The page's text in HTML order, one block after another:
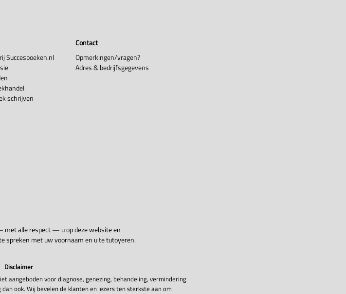
Succesboeken.nl
schrijven
Contact
Opmerkingen/vragen?
Adres & bedrijfsgegevens
met alle respect — u op deze website en
spreken met uw voornaam en u te tutoyeren.
Disclaimer
aangeboden voor diagnose, genezing, behandeling, vermindering
ook. Wij bevelen de klanten en lezers ten sterkste aan om